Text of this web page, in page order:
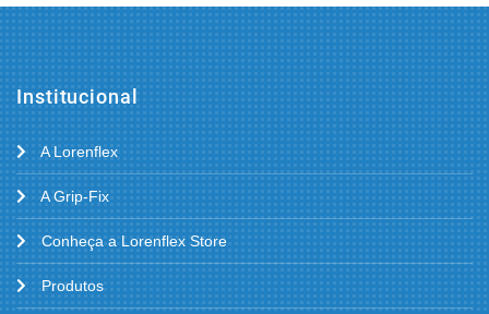
Institucional
A Lorenflex
A Grip-Fix
Conheça a Lorenflex Store
Produtos